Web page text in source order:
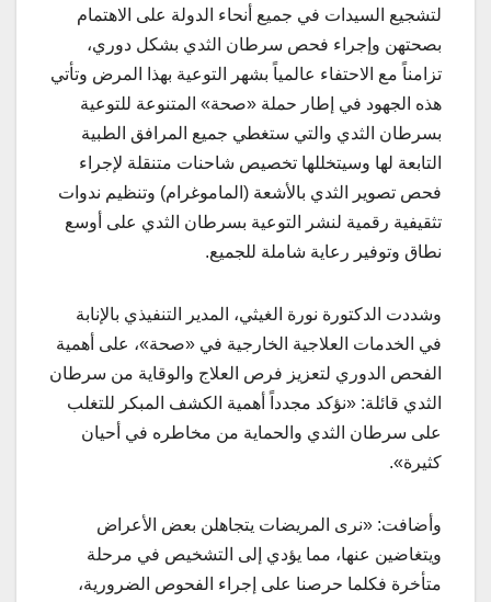
لتشجيع السيدات في جميع أنحاء الدولة على الاهتمام
بصحتهن وإجراء فحص سرطان الثدي بشكل دوري،
تزامناً مع الاحتفاء عالمياً بشهر التوعية بهذا المرض وتأتي
هذه الجهود في إطار حملة «صحة» المتنوعة للتوعية
بسرطان الثدي والتي ستغطي جميع المرافق الطبية
التابعة لها وسيتخللها تخصيص شاحنات متنقلة لإجراء
فحص تصوير الثدي بالأشعة (الماموغرام) وتنظيم ندوات
تثقيفية رقمية لنشر التوعية بسرطان الثدي على أوسع
نطاق وتوفير رعاية شاملة للجميع.
وشددت الدكتورة نورة الغيثي، المدير التنفيذي بالإنابة
في الخدمات العلاجية الخارجية في «صحة»، على أهمية
الفحص الدوري لتعزيز فرص العلاج والوقاية من سرطان
الثدي قائلة: «نؤكد مجدداً أهمية الكشف المبكر للتغلب
على سرطان الثدي والحماية من مخاطره في أحيان
كثيرة».
وأضافت: «نرى المريضات يتجاهلن بعض الأعراض
ويتغاضين عنها، مما يؤدي إلى التشخيص في مرحلة
متأخرة فكلما حرصنا على إجراء الفحوص الضرورية،